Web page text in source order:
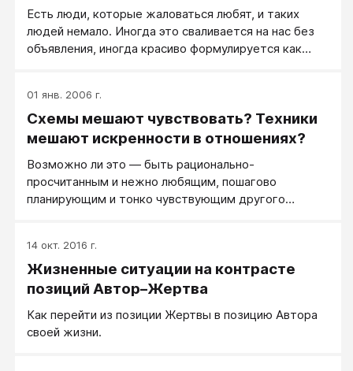
Есть люди, которые жаловаться любят, и таких
людей немало. Иногда это сваливается на нас без
объявления, иногда красиво формулируется как
Четкого списка адекватных и неадекватных
реакций на жалобы и жалующегося - нет и,
наверные, быть не может.
01 янв. 2006 г.
Схемы мешают чувствовать? Техники
мешают искренности в отношениях?
Возможно ли это — быть рационально-
просчитанным и нежно любящим, пошагово
планирующим и тонко чувствующим другого
14 окт. 2016 г.
Жизненные ситуации на контрасте
позиций Автор–Жертва
Как перейти из позиции Жертвы в позицию Автора
своей жизни.